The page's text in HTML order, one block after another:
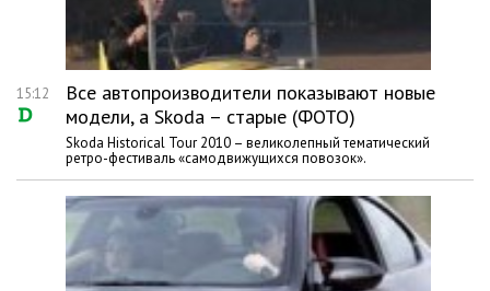
15:12
Все автопроизводители показывают новые
модели, а Skoda – старые (ФОТО)
Skoda Historical Tour 2010 – великолепный тематический
ретро-фестиваль «самодвижущихся повозок».